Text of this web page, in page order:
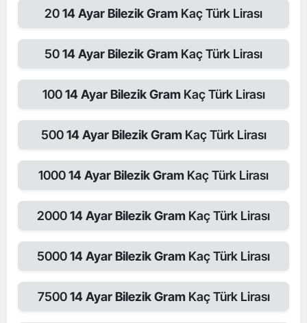
2014 Ayar Bilezik Gram Kaç Türk Lirası
5014 Ayar Bilezik Gram Kaç Türk Lirası
10014 Ayar Bilezik Gram Kaç Türk Lirası
50014 Ayar Bilezik Gram Kaç Türk Lirası
100014 Ayar Bilezik Gram Kaç Türk Lirası
200014 Ayar Bilezik Gram Kaç Türk Lirası
500014 Ayar Bilezik Gram Kaç Türk Lirası
750014 Ayar Bilezik Gram Kaç Türk Lirası